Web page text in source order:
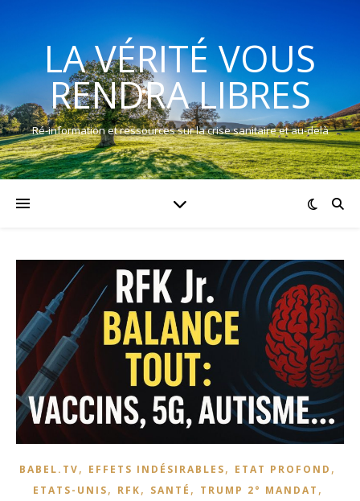
LA VÉRITÉ VOUS
RENDRA LIBRES
Ré-information et ressources sur la crise sanitaire et au-delà
BABEL.TV, EFFETS INDÉSIRABLES, ETAT PROFOND ,
ETATS-UNIS, RFK, SANTÉ , TRUMP 2° MANDAT ,